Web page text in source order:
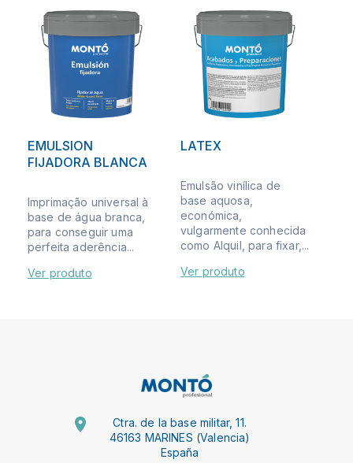
EMULSION
FIJADORA BLANCA
Imprimação universal à
base de água branca,
para conseguir uma
perfeita aderência...
Ver produto
LATEX
Emulsão vinílica de
base aquosa,
económica,
vulgarmente conhecida
como Alquil, para fixar,...
Ver produto
Ctra. de la base militar, 11.
46163 MARINES (Valencia)
España